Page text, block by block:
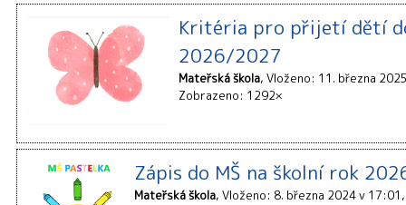
Kritéria pro přijetí dětí
2026/2027
Mateřská škola Vloženo: 11. března
Zobrazeno: 1292×
Zápis do MŠ na školní rok
Mateřská škola Vloženo: 8. března 2024 v 17:01